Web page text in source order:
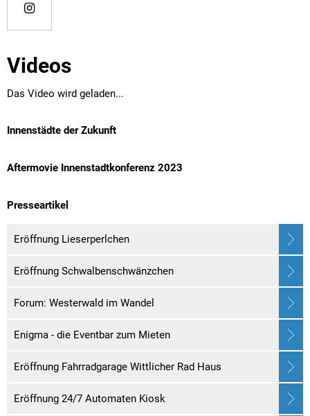
Videos
Das Video wird geladen...
Innenstädte der Zukunft
Aftermovie Innenstadtkonferenz 2023
Presseartikel
Eröffnung Lieserperlchen
Eröffnung Schwalbenschwänzchen
Forum: Westerwald im Wandel
Enigma - die Eventbar zum Mieten
Eröffnung Fahrradgarage Wittlicher Rad Haus
Eröffnung 24/7 Automaten Kiosk